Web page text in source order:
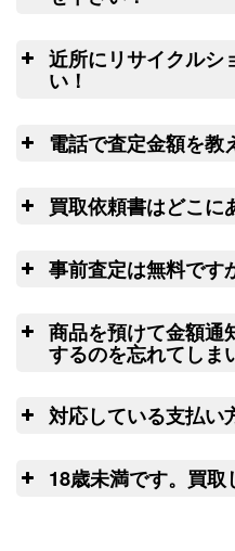
turi20260303
尺 未使用
釣具買取クーポン
ダイワ ヘラ竿 枯法師
turi20260305（2026/
14尺 未使用
釣具買取クーポン
01
（2026/03/31迄）
和竿 蟹歩 別選硬式 寒
9.2尺 未使用
釣具買取クーポン
02
（2026/03/31迄）
未使用
釣
トのお取寄サー
良
得価格でご満足
処分料はかかりま
近所にリサイクルシ
い！
全
や釣り竿を梱包
の無料配送サー
電話で査定金額を
電
ブ
LINE
買取依頼書はどこに
こ ちら(PDF)
ウェブ
事前査定は無料です
は
商品を預けて金額通
するのを忘れてし
査
日以上連絡がつ
て任意に物品を処
対応している支払い
ゆ
18歳未満です。買取